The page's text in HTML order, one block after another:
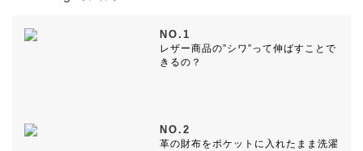
NO.1
レザー商品の”シワ”って伸ばすことで
きるの？
NO.2
革の財布をポケットに入れたまま洗濯